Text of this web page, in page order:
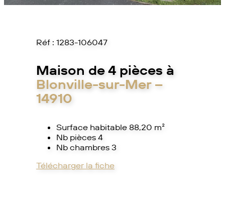
Réf : 1283-106047
Maison de 4 pièces à
Blonville-sur-Mer –
14910
Surface habitable 88,20 m²
Nb pièces 4
Nb chambres 3
Télécharger la fiche